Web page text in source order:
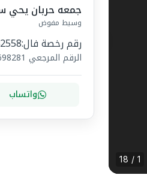
1 / 18
جمعه حربان يحي
وسيط مفوض
رقم رخصة فال:
الرقم المرجعي
واتساب